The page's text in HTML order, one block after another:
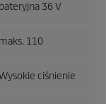
bateryjna 36 V
maks. 110
ciśnienie